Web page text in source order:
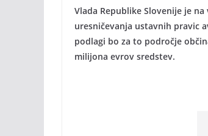
Vlada Republike Slovenije je
uresničevanja ustavnih pravic
podlagi bo za to področje
milijona evrov sredstev.